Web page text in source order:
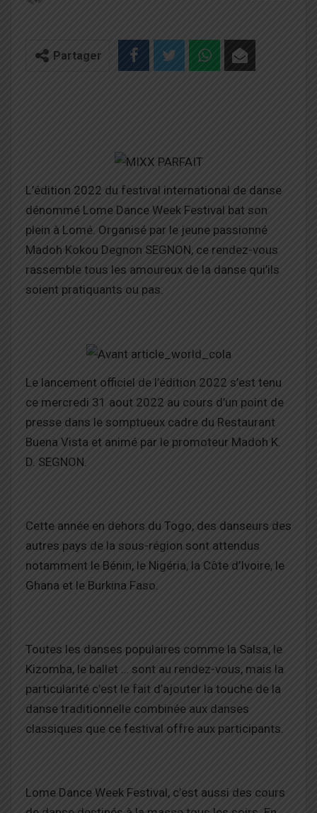
Partager
L’édition 2022 du festival international de danse
dénommé Lome Dance Week Festival bat son
plein à Lomé. Organisé par le jeune passionné
Madoh Kokou Degnon SEGNON, ce rendez-vous
rassemble tous les amoureux de la danse qui’ils
soient pratiquants ou pas.
Le lancement officiel de l’édition 2022 s’est tenu
ce mercredi 31 aout 2022 au cours d’un point de
presse dans le somptueux cadre du Restaurant
Buena Vista et animé par le promoteur Madoh K.
D. SEGNON.
Cette année en dehors du Togo, des danseurs des
autres pays de la sous-région sont attendus
notamment le Bénin, le Nigéria, la Côte d’Ivoire, le
Ghana et le Burkina Faso.
Toutes les danses populaires comme la Salsa, le
Kizomba, le ballet … sont au rendez-vous, mais la
particularité c’est le fait d’ajouter la touche de la
danse traditionnelle combinée aux danses
classiques que ce festival offre aux participants.
Lome Dance Week Festival, c’est aussi des cours